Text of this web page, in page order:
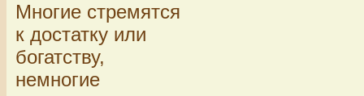
Многие стремятся
к достатку или
богатству,
немногие